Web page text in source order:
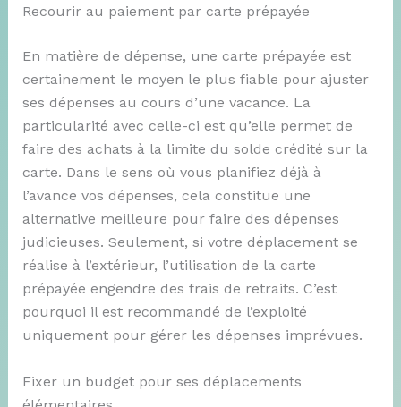
Recourir au paiement par carte prépayée
En matière de dépense, une carte prépayée est
certainement le moyen le plus fiable pour ajuster
ses dépenses au cours d’une vacance. La
particularité avec celle-ci est qu’elle permet de
faire des achats à la limite du solde crédité sur la
carte. Dans le sens où vous planifiez déjà à
l’avance vos dépenses, cela constitue une
alternative meilleure pour faire des dépenses
judicieuses. Seulement, si votre déplacement se
réalise à l’extérieur, l’utilisation de la carte
prépayée engendre des frais de retraits. C’est
pourquoi il est recommandé de l’exploité
uniquement pour gérer les dépenses imprévues.
Fixer un budget pour ses déplacements